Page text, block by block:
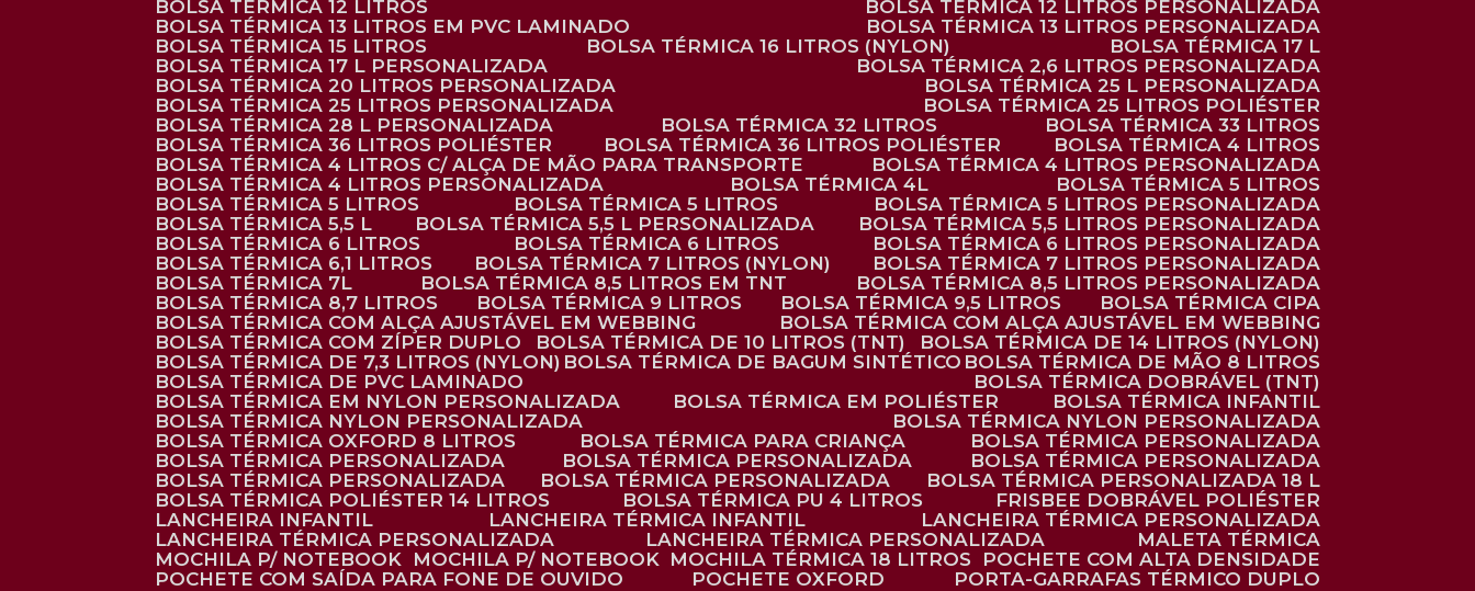
BOLSA TÉRMICA 12 LITROS
BOLSA TÉRMICA 12 LITROS PERSONALIZADA
BOLSA TÉRMICA 13 LITROS EM PVC LAMINADO
BOLSA TÉRMICA 13 LITROS PERSONALIZADA
BOLSA TÉRMICA 15 LITROS
BOLSA TÉRMICA 16 LITROS (NYLON)
BOLSA TÉRMICA 17 L
BOLSA TÉRMICA 17 L PERSONALIZADA
BOLSA TÉRMICA 2,6 LITROS PERSONALIZADA
BOLSA TÉRMICA 20 LITROS PERSONALIZADA
BOLSA TÉRMICA 25 L PERSONALIZADA
BOLSA TÉRMICA 25 LITROS PERSONALIZADA
BOLSA TÉRMICA 25 LITROS POLIÉSTER
BOLSA TÉRMICA 28 L PERSONALIZADA
BOLSA TÉRMICA 32 LITROS
BOLSA TÉRMICA 33 LITROS
BOLSA TÉRMICA 36 LITROS POLIÉSTER
BOLSA TÉRMICA 36 LITROS POLIÉSTER
BOLSA TÉRMICA 4 LITROS
BOLSA TÉRMICA 4 LITROS C/ ALÇA DE MÃO PARA TRANSPORTE
BOLSA TÉRMICA 4 LITROS PERSONALIZADA
BOLSA TÉRMICA 4 LITROS PERSONALIZADA
BOLSA TÉRMICA 4L
BOLSA TÉRMICA 5 LITROS
BOLSA TÉRMICA 5 LITROS
BOLSA TÉRMICA 5 LITROS
BOLSA TÉRMICA 5 LITROS PERSONALIZADA
BOLSA TÉRMICA 5,5 L
BOLSA TÉRMICA 5,5 L PERSONALIZADA
BOLSA TÉRMICA 5,5 LITROS PERSONALIZADA
BOLSA TÉRMICA 6 LITROS
BOLSA TÉRMICA 6 LITROS
BOLSA TÉRMICA 6 LITROS PERSONALIZADA
BOLSA TÉRMICA 6,1 LITROS
BOLSA TÉRMICA 7 LITROS (NYLON)
BOLSA TÉRMICA 7 LITROS PERSONALIZADA
BOLSA TÉRMICA 7L
BOLSA TÉRMICA 8,5 LITROS EM TNT
BOLSA TÉRMICA 8,5 LITROS PERSONALIZADA
BOLSA TÉRMICA 8,7 LITROS
BOLSA TÉRMICA 9 LITROS BOLSA TÉRMICA 9,5 LITROS
BOLSA TÉRMICA CIPA
BOLSA TÉRMICA COM ALÇA AJUSTÁVEL EM WEBBING
BOLSA TÉRMICA COM ALÇA AJUSTÁVEL EM WEBBING
BOLSA TÉRMICA COM ZÍPER DUPLO
BOLSA TÉRMICA DE 10 LITROS (TNT)
BOLSA TÉRMICA DE 14 LITROS (NYLON)
BOLSA TÉRMICA DE 7,3 LITROS (NYLON)
BOLSA TÉRMICA DE BAGUM SINTÉTICO
BOLSA TÉRMICA DE MÃO 8 LITROS
BOLSA TÉRMICA DE PVC LAMINADO
BOLSA TÉRMICA DOBRÁVEL (TNT)
BOLSA TÉRMICA EM NYLON PERSONALIZADA
BOLSA TÉRMICA EM POLIÉSTER
BOLSA TÉRMICA INFANTIL
BOLSA TÉRMICA NYLON PERSONALIZADA
BOLSA TÉRMICA NYLON PERSONALIZADA
BOLSA TÉRMICA OXFORD 8 LITROS
BOLSA TÉRMICA PARA CRIANÇA
BOLSA TÉRMICA PERSONALIZADA
BOLSA TÉRMICA PERSONALIZADA
BOLSA TÉRMICA PERSONALIZADA
BOLSA TÉRMICA PERSONALIZADA
BOLSA TÉRMICA PERSONALIZADA
BOLSA TÉRMICA PERSONALIZADA
BOLSA TÉRMICA PERSONALIZADA 18 L
BOLSA TÉRMICA POLIÉSTER 14 LITROS
BOLSA TÉRMICA PU 4 LITROS
FRISBEE DOBRÁVEL POLIÉSTER
LANCHEIRA INFANTIL
LANCHEIRA TÉRMICA INFANTIL
LANCHEIRA TÉRMICA PERSONALIZADA
LANCHEIRA TÉRMICA PERSONALIZADA
LANCHEIRA TÉRMICA PERSONALIZADA
MALETA TÉRMICA
MOCHILA P/ NOTEBOOK
MOCHILA P/ NOTEBOOK MOCHILA TÉRMICA 18 LITROS
POCHETE COM ALTA DENSIDADE
POCHETE COM SAÍDA PARA FONE DE OUVIDO
POCHETE OXFORD
PORTA-GARRAFAS TÉRMICO DUPLO